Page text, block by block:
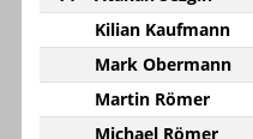
Kilian Kaufmann
Mark Obermann
Martin Römer
Michael Römer